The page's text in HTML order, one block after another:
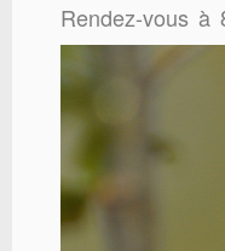
Rendez-vous à